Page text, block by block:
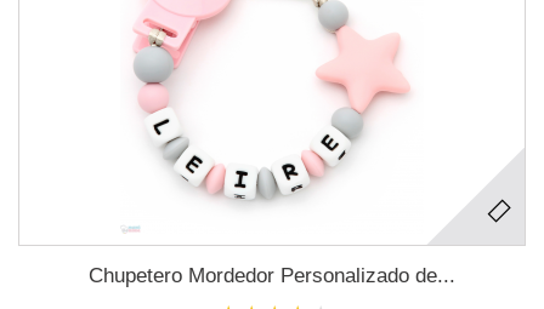
Chupetero Mordedor Personalizado de...